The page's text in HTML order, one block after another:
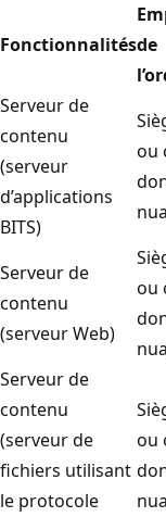
Fonctionnalitésde
Serveur de
contenu
(serveur
d’applications
BITS)
ou
Serveur de
contenu
(serveur Web)
ou
Serveur de
contenu
(serveur de
fichiers utilisant
le protocole
ou